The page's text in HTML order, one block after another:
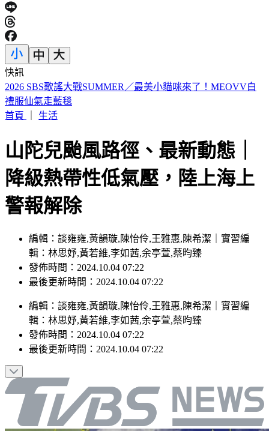
快訊
山本由伸5.2局零失分！大谷翔平10局超前安 道奇成功終止7
連敗
首頁
生活
山陀兒颱風路徑、最新動態｜
降級熱帶性低氣壓，陸上海上
警報解除
編輯：談雍雍,黃韻璇,陳怡伶,王雅惠,陳希潔｜實習編
輯：林思妤,黃若維,李如茜,余亭萱,蔡昀臻
發佈時間：2024.10.04 07:22
最後更新時間：2024.10.04 07:22
編輯 ： 談雍雍,黃韻璇,陳怡伶,王雅惠,陳希潔
實習編
輯 ： 林思妤,黃若維,李如茜,余亭萱,蔡昀臻
發佈時間： 2024.10.04 07:22
最後更新時間： 2024.10.04 07:22